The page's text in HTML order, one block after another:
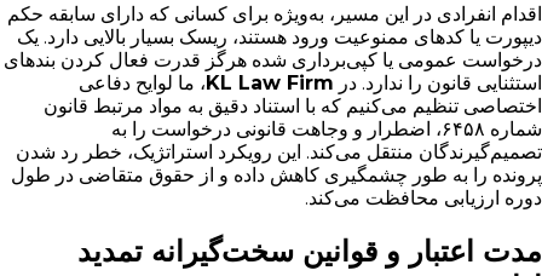
اقدام انفرادی در این مسیر، به‌ویژه برای کسانی که دارای سابقه حکم
دیپورت یا کدهای ممنوعیت ورود هستند، ریسک بسیار بالایی دارد. یک
درخواست عمومی یا کپی‌برداری شده هرگز قدرت فعال کردن بندهای
استثنایی قانون را ندارد. در KL Law Firm، ما لوایح دفاعی
اختصاصی تنظیم می‌کنیم که با استناد دقیق به مواد مرتبط قانون
شماره ۶۴۵۸، اضطرار و وجاهت قانونی درخواست را به
تصمیم‌گیرندگان منتقل می‌کند. این رویکرد استراتژیک، خطر رد شدن
پرونده را به طور چشمگیری کاهش داده و از حقوق متقاضی در طول
دوره ارزیابی محافظت می‌کند.
مدت اعتبار و قوانین سخت‌گیرانه تمدید